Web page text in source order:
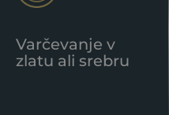
Varčevanje v
zlatu ali srebru